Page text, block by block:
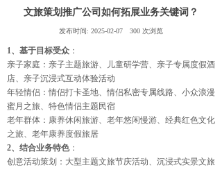
文旅策划推广公司如何拓展业务关键词？
发布时间: 2025-02-07 300 次浏览
1、基于目标受众 ：
亲子家庭：亲子主题旅游、儿童研学营、亲子专属度假酒
店、亲子沉浸式互动体验活动
年轻情侣：情侣打卡圣地、情侣私密专属线路、小众浪漫
蜜月之旅、特色情侣主题民宿
老年群体：康养休闲旅游、老年悠闲慢游、经典红色文化
之旅、老年康养度假旅居
2、结合业务特色：
创意活动策划：大型主题文旅节庆活动、沉浸式实景文旅